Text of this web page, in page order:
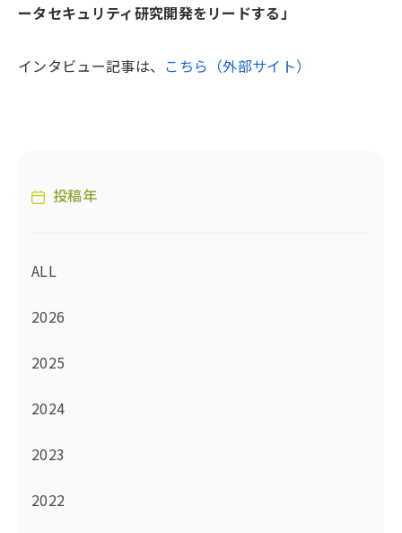
ータセキュリティ研究開発をリードする」
インタビュー記事は、 こちら（外部サイト）
投稿年
ALL
2026
2025
2024
2023
2022